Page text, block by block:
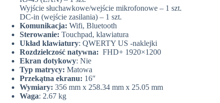
Wyjście słuchawkowe/wejście mikrofonowe – 1 szt.
DC-in (wejście zasilania) – 1 szt.
Komunikacja: Wifi, Bluetooth
Sterowanie: Touchpad, klawiatura
Układ klawiatury: QWERTY US -naklejki
Rozdzielczość natywna: FHD+ 1920×1200
Ekran dotykowy: Nie
Typ matrycy: Matowa
Przekątna ekranu: 16″
Wymiary: 356 mm x 258.34 mm x 25.05 mm
Waga: 2.67 kg